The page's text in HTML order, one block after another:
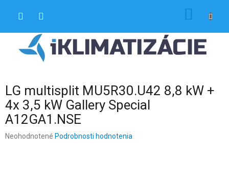
LG multisplit MU5R30.U42 8,8 kW +
4x 3,5 kW Gallery Special
A12GA1.NSE
Priemerné
Neohodnotené Podrobnosti hodnotenia